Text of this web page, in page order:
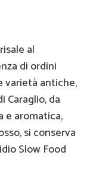
al
di ordini
varietà antiche,
Caraglio, da
e aromatica,
si conserva
Slow Food